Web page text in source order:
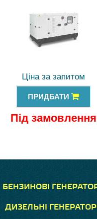
Ціна за запитом
ПРИДБАТИ
Під замовлення
БЕНЗИНОВІ
ДИЗЕЛЬНІ